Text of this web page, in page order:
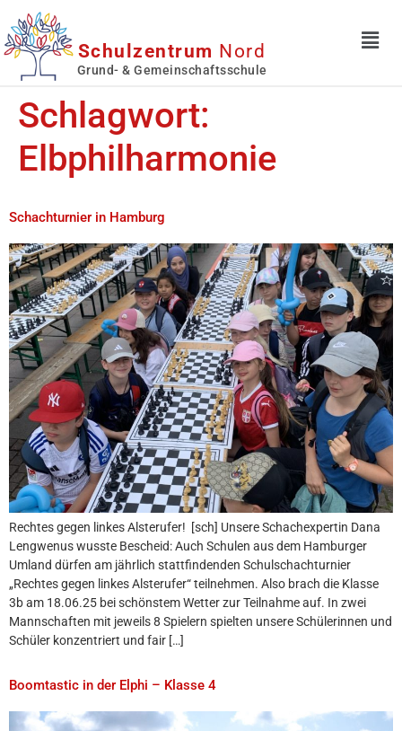
Schulzentrum Nord
Grund- & Gemeinschaftsschule
Schlagwort:
Elbphilharmonie
Schachturnier in Hamburg
Rechtes gegen linkes Alsterufer! [sch] Unsere Schachexpertin Dana
Lengwenus wusste Bescheid: Auch Schulen aus dem Hamburger
Umland dürfen am jährlich stattfindenden Schulschachturnier
„Rechtes gegen linkes Alsterufer“ teilnehmen. Also brach die Klasse
3b am 18.06.25 bei schönstem Wetter zur Teilnahme auf. In zwei
Mannschaften mit jeweils 8 Spielern spielten unsere Schülerinnen und
Schüler konzentriert und fair […]
Boomtastic in der Elphi – Klasse 4